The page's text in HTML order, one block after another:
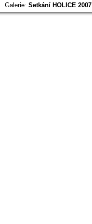
Galerie: Setkání HOLICE 2007